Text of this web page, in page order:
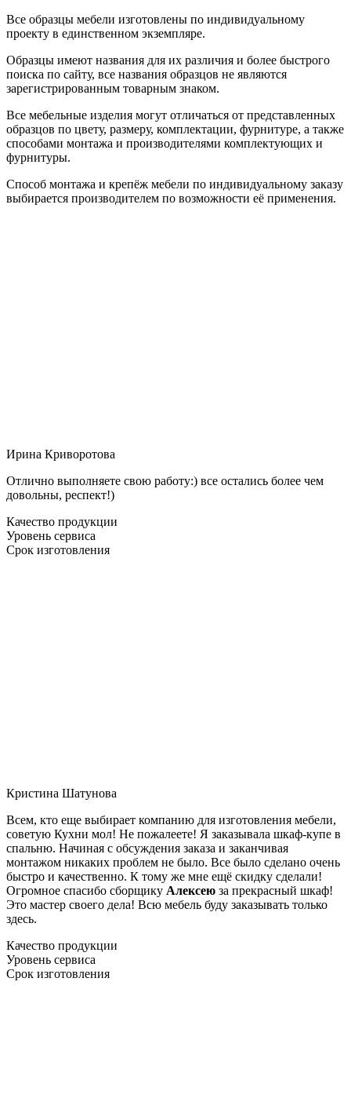
Все образцы мебели изготовлены по индивидуальному
проекту в единственном экземпляре.
Образцы имеют названия для их различия и более быстрого
поиска по сайту, все названия образцов не являются
зарегистрированным товарным знаком.
Все мебельные изделия могут отличаться от представленных
образцов по цвету, размеру, комплектации, фурнитуре, а также
способами монтажа и производителями комплектующих и
фурнитуры.
Способ монтажа и крепёж мебели по индивидуальному заказу
выбирается производителем по возможности её применения.
Ирина Криворотова
Отлично выполняете свою работу:) все остались более чем
довольны, респект!)
Качество продукции
Уровень сервиса
Срок изготовления
Кристина Шатунова
Всем, кто еще выбирает компанию для изготовления мебели,
советую Кухни мол! Не пожалеете! Я заказывала шкаф-купе в
спальню. Начиная с обсуждения заказа и заканчивая
монтажом никаких проблем не было. Все было сделано очень
быстро и качественно. К тому же мне ещё скидку сделали!
Огромное спасибо сборщику Алексею за прекрасный шкаф!
Это мастер своего дела! Всю мебель буду заказывать только
здесь.
Качество продукции
Уровень сервиса
Срок изготовления